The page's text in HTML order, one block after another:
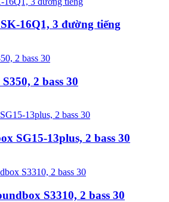
16Q1, 3 đường tiếng
2 bass 30
SG15-13plus, 2 bass 30
S3310, 2 bass 30